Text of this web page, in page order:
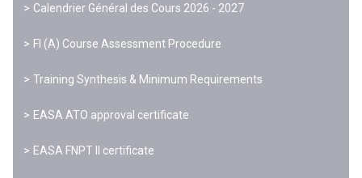
Calendrier Général des Cours 2026 - 2027
FI (A) Course Assessment Procedure
Training Synthesis & Minimum Requirements
EASA ATO approval certificate
EASA FNPT II certificate